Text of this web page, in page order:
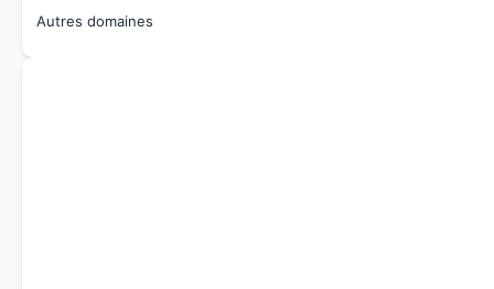
Autres domaines